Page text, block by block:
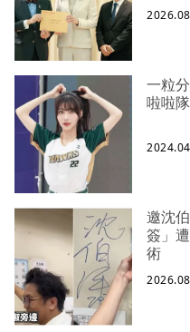
一粒
啦啦
邀沈
簽」
術